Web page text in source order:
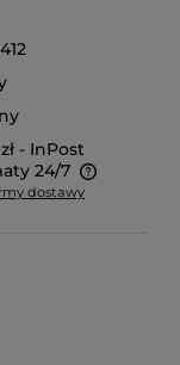
- InPost
24/7
produktu,
dostawy